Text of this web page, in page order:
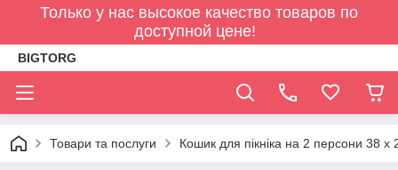
Только у нас высокое качество товаров по
доступной цене!
BIGTORG
Товари та послуги Кошик для пікніка на 2 персони 38